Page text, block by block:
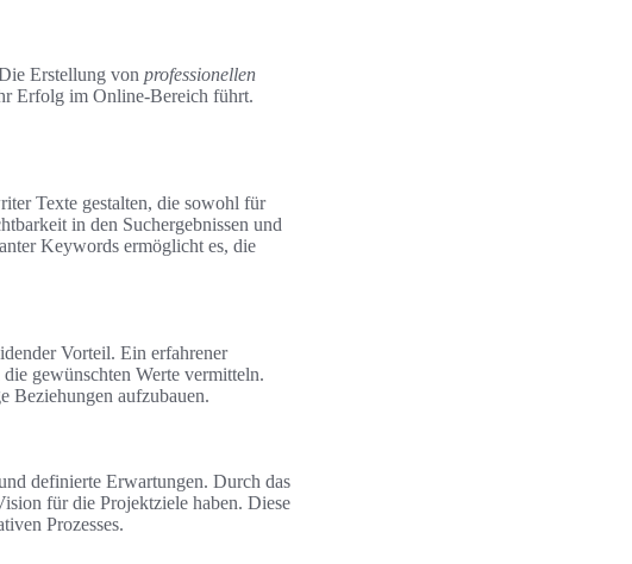
Erstellung von professionellen
Erfolg im Online-Bereich führt.
Texte gestalten, die sowohl für
in den Suchergebnissen und
Keywords ermöglicht es, die
Vorteil. Ein erfahrener
gewünschten Werte vermitteln.
Beziehungen aufzubauen.
definierte Erwartungen. Durch das
für die Projektziele haben. Diese
Prozesses.